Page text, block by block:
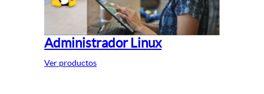
Administrador Linux
Ver productos